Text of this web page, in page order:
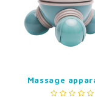
Massage